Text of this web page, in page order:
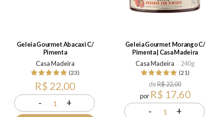
Geleia Gourmet Abacaxi C/
Pimenta
Casa Madeira
(23)
R$ 22,00
- 1 +
Geleia Gourmet Morango C/
Pimenta | Casa Madeira
Casa Madeira
240g
(21)
deR$ 22,00
por R$ 17,60
- 1 +